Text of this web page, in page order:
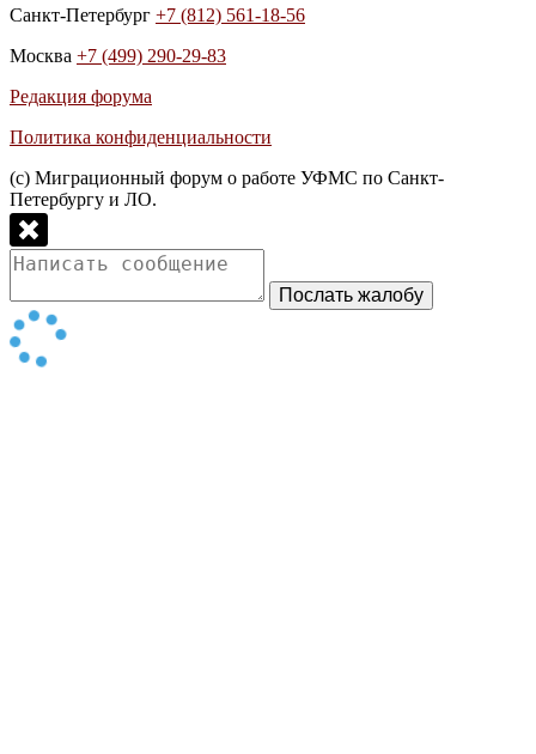
Санкт-Петербург +7 (812) 561-18-56
Москва +7 (499) 290-29-83
Редакция форума
Политика конфиденциальности
(с) Миграционный форум о работе УФМС по Санкт-
Петербургу и ЛО.